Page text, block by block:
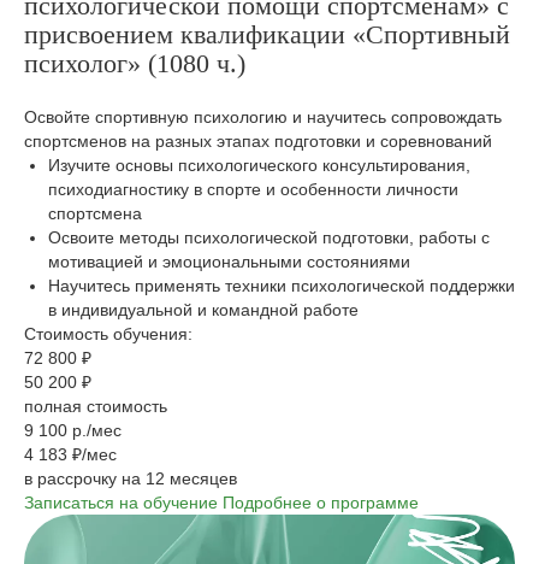
присвоением квалификации «Спортивный
психолог» (1080 ч.)
Освойте спортивную психологию и научитесь сопровождать
спортсменов на разных этапах подготовки и соревнований
Изучите основы психологического консультирования,
психодиагностику в спорте и особенности личности
спортсмена
Освоите методы психологической подготовки, работы с
мотивацией и эмоциональными состояниями
Научитесь применять техники психологической поддержки
в индивидуальной и командной работе
Стоимость обучения:
72 800 ₽
50 200 ₽
полная стоимость
9 100 р./мес
4 183 ₽/мес
в рассрочку на 12 месяцев
Записаться на обучение Подробнее о программе